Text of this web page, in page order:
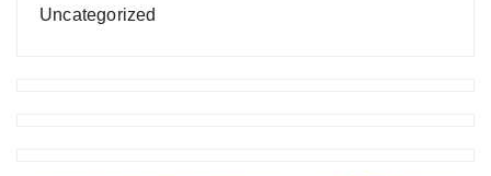
Uncategorized